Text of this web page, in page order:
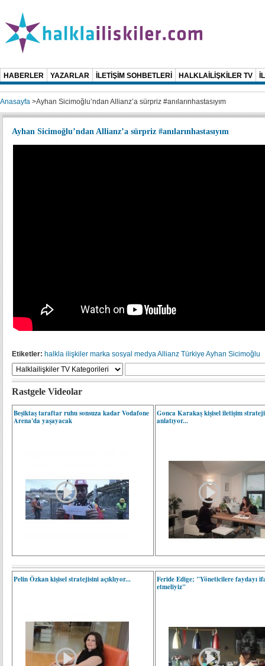
HABERLER YAZARLAR İLETİŞİM SOHBETLERİ HALKLAİLİŞKİLER TV
Anasayfa >Ayhan Sicimoğlu’ndan Allianz’a sürpriz #anılarınhastasıyım
Ayhan Sicimoğlu’ndan Allianz’a sürpriz #anılarınhastasıyım
Etiketler: halkla ilişkiler marka sosyal medyaAllianz Türkiye Ayhan Sicimoğlu
Rastgele Videolar
Beşiktaş taraftar ruhu sonsuza kadar Vodafone
Arena'da yaşayacak
Gonca Karakaş kişisel iletişim
anlatıyor...
Pelin Özkan kişisel stratejisini açıklıyor...
Feride Edige; "Yöneticilere faydayı
etmeliyiz"